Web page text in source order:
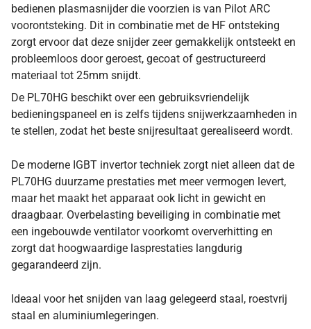
bedienen plasmasnijder die voorzien is van Pilot ARC
voorontsteking. Dit in combinatie met de HF ontsteking
zorgt ervoor dat deze snijder zeer gemakkelijk ontsteekt en
probleemloos door geroest, gecoat of gestructureerd
materiaal tot 25mm snijdt.
De PL70HG beschikt over een gebruiksvriendelijk
bedieningspaneel en is zelfs tijdens snijwerkzaamheden in
te stellen, zodat het beste snijresultaat gerealiseerd wordt.
De moderne IGBT invertor techniek zorgt niet alleen dat de
PL70HG duurzame prestaties met meer vermogen levert,
maar het maakt het apparaat ook licht in gewicht en
draagbaar. Overbelasting beveiliging in combinatie met
een ingebouwde ventilator voorkomt oververhitting en
zorgt dat hoogwaardige lasprestaties langdurig
gegarandeerd zijn.
Ideaal voor het snijden van laag gelegeerd staal, roestvrij
staal en aluminiumlegeringen.